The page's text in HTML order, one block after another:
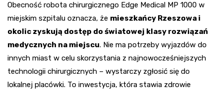
Obecność robota chirurgicznego Edge Medical MP 1000 w
miejskim szpitalu oznacza, że mieszkańcy Rzeszowa i
okolic zyskują dostęp do światowej klasy rozwiązań
medycznych na miejscu. Nie ma potrzeby wyjazdów do
innych miast w celu skorzystania z najnowocześniejszych
technologii chirurgicznych – wystarczy zgłosić się do
lokalnej placówki. To inwestycja, która stawia zdrowie